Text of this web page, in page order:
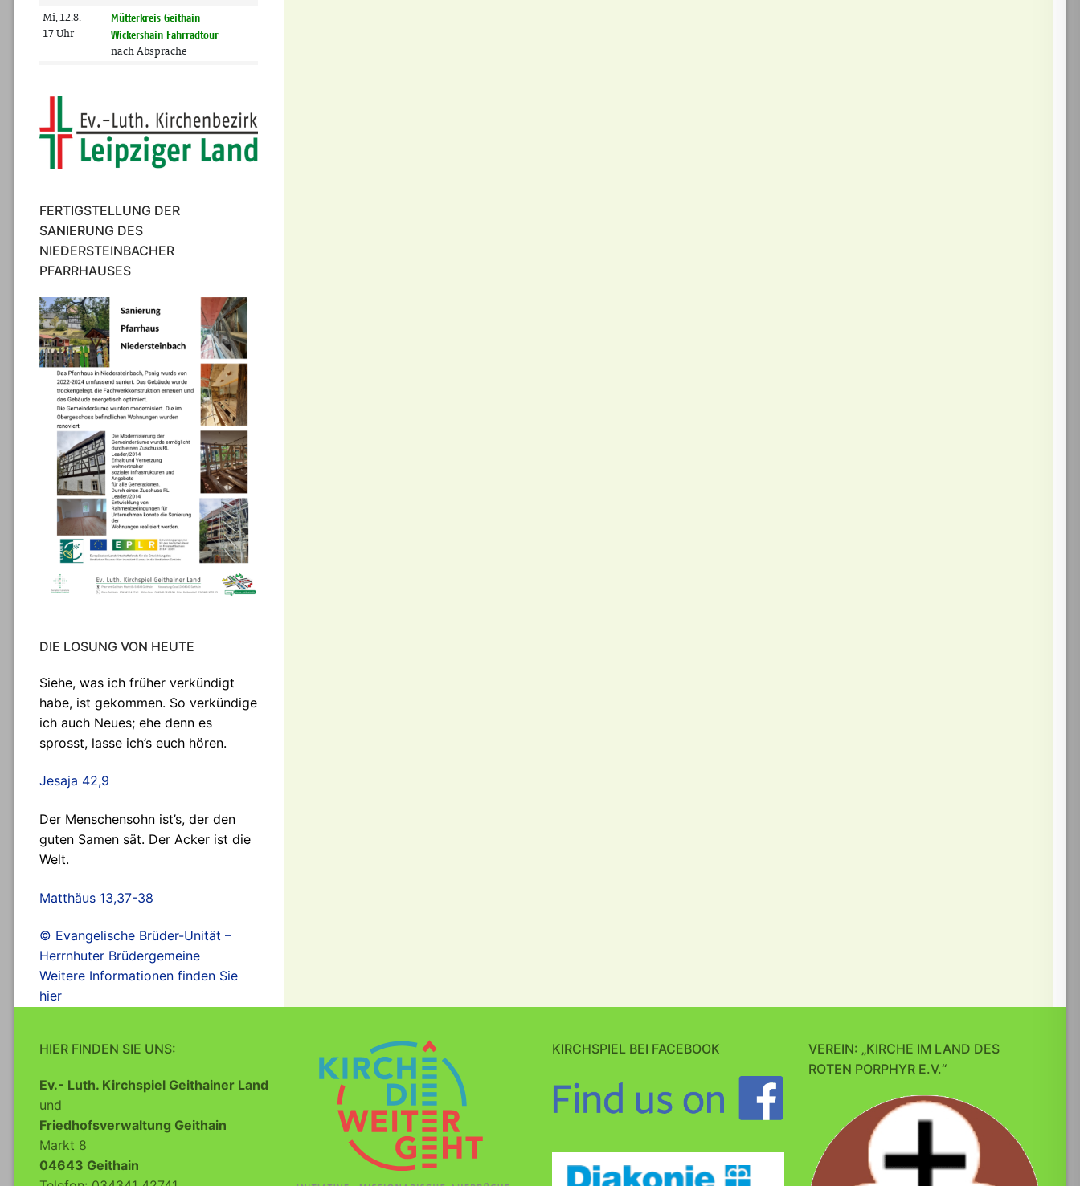
FERTIGSTELLUNG DER
SANIERUNG DES
NIEDERSTEINBACHER
PFARRHAUSES
DIE LOSUNG VON HEUTE
Siehe, was ich früher verkündigt
habe, ist gekommen. So verkündige
ich auch Neues; ehe denn es
sprosst, lasse ich’s euch hören.
Jesaja 42,9
Der Menschensohn ist’s, der den
guten Samen sät. Der Acker ist die
Welt.
Matthäus 13,37-38
© Evangelische Brüder-Unität –
Herrnhuter Brüdergemeine
Weitere Informationen finden Sie
hier
HIER FINDEN SIE UNS:
Ev.- Luth. Kirchspiel Geithainer Land
und
Friedhofsverwaltung Geithain
Markt 8
04643 Geithain
KIRCHSPIEL BEI FACEBOOK
VEREIN: „KIRCHE IM LAND DES
ROTEN PORPHYR E.V.“